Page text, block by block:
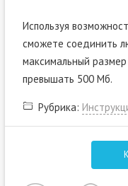
Используя
сможете соединить
максимальный
превышать 500 Мб.
Рубрика: